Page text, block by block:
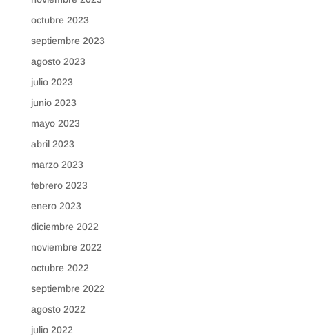
octubre 2023
septiembre 2023
agosto 2023
julio 2023
junio 2023
mayo 2023
abril 2023
marzo 2023
febrero 2023
enero 2023
diciembre 2022
noviembre 2022
octubre 2022
septiembre 2022
agosto 2022
julio 2022